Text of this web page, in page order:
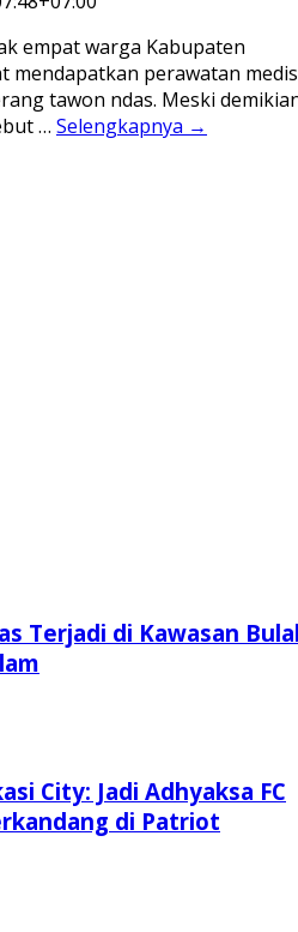
empat warga Kabupaten
mendapatkan perawatan medis
tawon ndas. Meski
… Selengkapnya →
Terjadi di Kawasan
City: Jadi Adhyaksa FC
di Patriot